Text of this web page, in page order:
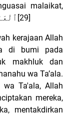
malaikat,
[29]
kerajaan Allah
di bumi pada
makhluk dan
wa Ta’ala.
Ta'ala, Allah
mereka,
mentakdirkan